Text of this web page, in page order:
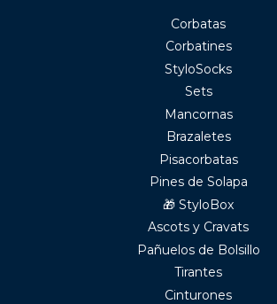
Corbatas
Corbatines
StyloSocks
Sets
Mancornas
Brazaletes
Pisacorbatas
Pines de Solapa
🎁 StyloBox
Ascots y Cravats
Pañuelos de Bolsillo
Tirantes
Cinturones